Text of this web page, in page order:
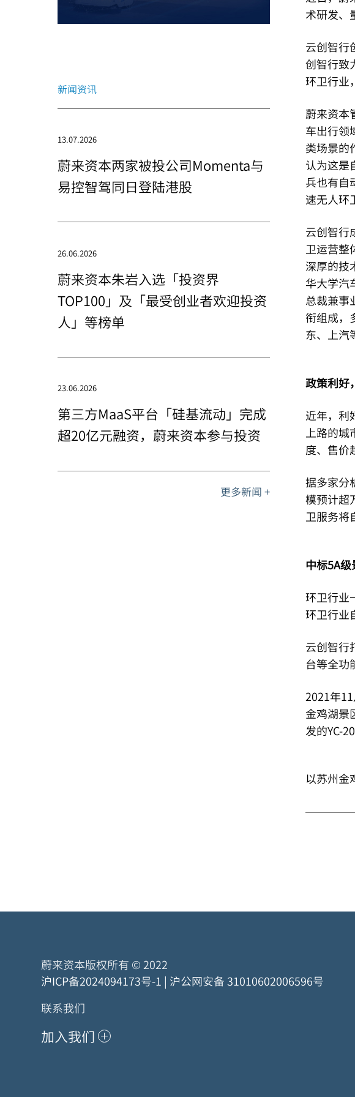
新闻资讯
13.07.2026
蔚来资本两家被投公司Momenta与
易控智驾同日登陆港股
26.06.2026
蔚来资本朱岩入选「投资界
TOP100」及「最受创业者欢迎投资
人」等榜单
23.06.2026
第三方MaaS平台「硅基流动」完成
超20亿元融资，蔚来资本参与投资
更多新闻 +
术研发、
云创智行
创智行致
环卫行业
蔚来资本
车出行领
类场景的
认为这是
兵也有自
速无人环
云创智行
卫运营整
深厚的技
华大学汽
总裁兼事
衔组成，
东、上汽
政策利好
近年，利
上路的城
度、售价
据多家分
模预计超
卫服务将
中标5A
环卫行业
环卫行业
云创智行
台等全功
2021年
金鸡湖景
发的YC-
以苏州金
蔚来资本版权所有 © 2022
沪ICP备2024094173号-1 | 沪公网安备 31010602006596号
联系我们
加入我们